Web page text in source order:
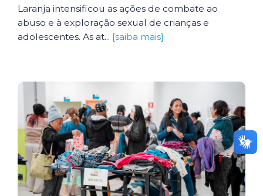
Laranja intensificou as ações de combate ao
abuso e à exploração sexual de crianças e
adolescentes. As at... [saiba mais]